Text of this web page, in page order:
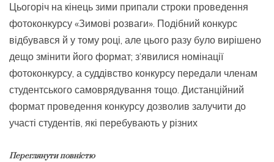
Цьогоріч на кінець зими припали строки проведення
фотоконкурсу «Зимові розваги». Подібний конкурс
відбувався й у тому році, але цього разу було вирішено
дещо змінити його формат; з’явилися номінації
фотоконкурсу, а суддівство конкурсу передали членам
студентського самоврядування тощо. Дистанційний
формат проведення конкурсу дозволив залучити до
участі студентів, які перебувають у різних
Переглянути повністю